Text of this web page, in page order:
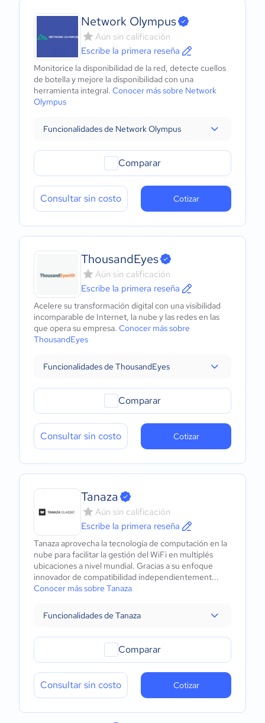
Network Olympus
Aún sin calificación
Escribe la primera reseña
Monitorice la disponibilidad de la red, detecte cuellos
de botella y mejore la disponibilidad con una
herramienta integral. Conocer más sobre Network
Olympus
Funcionalidades de Network Olympus
Comparar
Consultar sin costo Cotizar
ThousandEyes
Aún sin calificación
Escribe la primera reseña
Acelere su transformación digital con una visibilidad
incomparable de Internet, la nube y las redes en las
que opera su empresa. Conocer más sobre
ThousandEyes
Funcionalidades de ThousandEyes
Comparar
Consultar sin costo Cotizar
Tanaza
Aún sin calificación
Escribe la primera reseña
Tanaza aprovecha la tecnología de computación en la
nube para facilitar la gestión del WiFi en multiplés
ubicaciones a nivel mundial. Gracias a su enfoque
innovador de compatibilidad independientement...
Conocer más sobre Tanaza
Funcionalidades de Tanaza
Comparar
Consultar sin costo Cotizar